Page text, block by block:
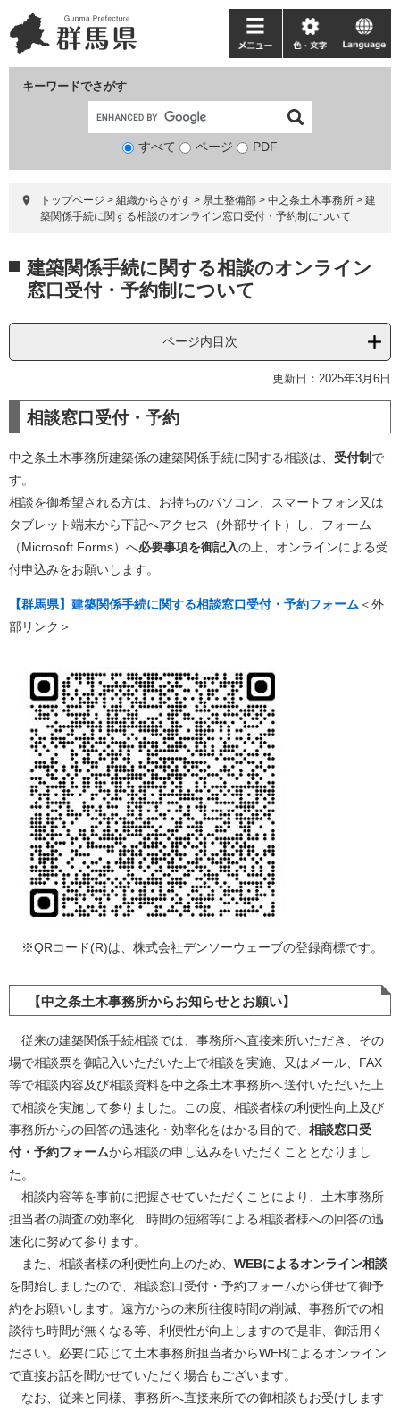
ー
ジ
ニ
ュ
て
キーワードでさがす
検
象
すべて ページ PDF
メ
ニ
ー
色・
文
language
トップページ > 組織からさがす > 県土整備部 > 中之条土木事務所 > 建
築関係手続に関する相談のオンライン窓口受付・予約制について
文 建築関係手続に関する相談のオンライン
窓口受付・予約制について
ページ内目次
更新日：2025年3月6日
相談窓口受付・予約
中之条土木事務所建築係の建築関係手続に関する相談は、 受付制 で
す。
相談を御希望される方は、お持ちのパソコン、スマートフォン又は
タブレット端末から下記へアクセス（外部サイト）し、フォーム
（Microsoft Forms）へ必要事項を御記入の上、オンラインによる​受
付申込みをお願いします。
【群馬県】建築関係手続に関する相談窓口受付・予約フォーム ＜外
部リンク＞
​ ※QRコード(R)は、株式会社デンソーウェーブの登録商標です。
【中之条土木事務所からお知らせとお願い】
従来の建築関係手続相談では、事務所へ直接来所いただき、その
場で相談票を御記入いただいた上で相談を実施、又はメール、FAX
等で相談内容及び相談資料を中之条土木事務所へ送付いただいた上
で相談を実施して参りました。この度、相談者様の利便性向上及び
事務所からの回答の迅速化・効率化をはかる目的で、 相談窓口受
付・予約フォームから相談の申し込みをいただくこととなりまし
た。
相談内容等を事前に把握させていただくことにより、土木事務所
担当者の調査の効率化、時間の短縮等による相談者様への回答の迅
速化に努めて参ります。
また、相談者様の利便性向上のため、 WEBによるオンライン相談
を開始しましたので、相談窓口受付・予約フォームから併せて御予
約をお願いします。遠方からの来所往復時間の削減、事務所での相
談待ち時間が無くなる等、利便性が向上しますので是非、御活用く
ださい。必要に応じて土木事務所担当者からWEBによるオンライン
で直接お話を聞かせていただく場合もございます。
なお、従来と同様、事務所へ直接来所での御相談もお受けします